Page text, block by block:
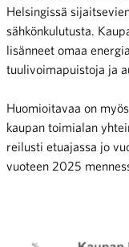
Helsingissä
sähkönkulutusta.
lisänneet omaa
tuulivoimapuistoja ja
Huomioitavaa on
kaupan toimialan
reilusti etuajassa jo
vuoteen 2025